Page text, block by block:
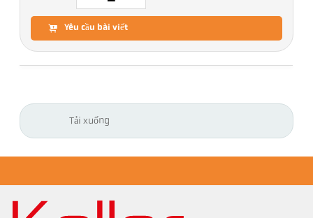
Yêu cầu bài viết
Tải xuống